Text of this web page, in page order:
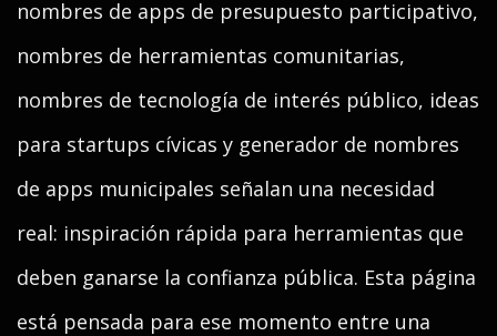
nombres de apps de presupuesto participativo,
nombres de herramientas comunitarias,
nombres de tecnología de interés público, ideas
para startups cívicas y generador de nombres
de apps municipales señalan una necesidad
real: inspiración rápida para herramientas que
deben ganarse la confianza pública. Esta página
está pensada para ese momento entre una